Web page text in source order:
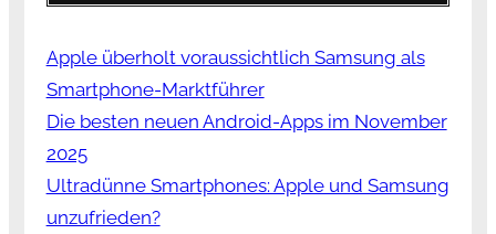
Apple überholt voraussichtlich Samsung als
Smartphone-Marktführer
Die besten neuen Android-Apps im November
2025
Ultradünne Smartphones: Apple und Samsung
unzufrieden?